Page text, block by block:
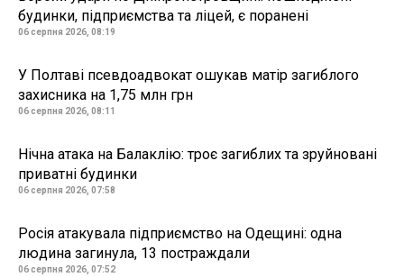
будинки, підприємства та ліцей, є поранені
06 серпня 2026, 08:19
У Полтаві псевдоадвокат ошукав матір загиблого
захисника на 1,75 млн грн
06 серпня 2026, 08:11
Нічна атака на Балаклію: троє загиблих та зруйновані
приватні будинки
06 серпня 2026, 07:58
Росія атакувала підприємство на Одещині: одна
людина загинула, 13 постраждали
06 серпня 2026, 07:52